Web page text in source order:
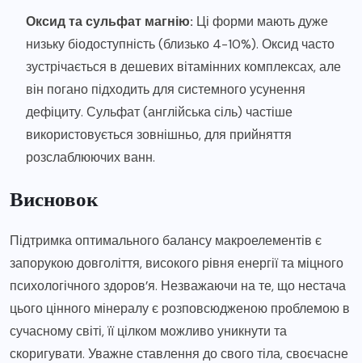
Оксид та сульфат магнію: Ці форми мають дуже
низьку біодоступність (близько 4-10%). Оксид часто
зустрічається в дешевих вітамінних комплексах, але
він погано підходить для системного усунення
дефіциту. Сульфат (англійська сіль) частіше
використовується зовнішньо, для прийняття
розслаблюючих ванн.
Висновок
Підтримка оптимального балансу макроелементів є
запорукою довголіття, високого рівня енергії та міцного
психологічного здоров’я. Незважаючи на те, що нестача
цього цінного мінералу є розповсюдженою проблемою в
сучасному світі, її цілком можливо уникнути та
скоригувати. Уважне ставлення до свого тіла, своєчасне